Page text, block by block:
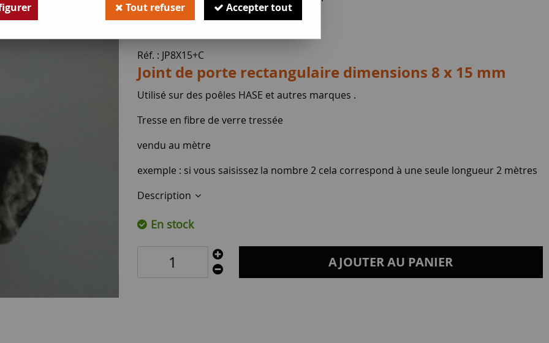
14,40€TTC
Réf. : JP8X15+C
Joint de porte rectangulaire dimensions 8 x 15 mm
Utilisé sur des poêles HASE et autres marques .
Tresse en fibre de verre tressée
vendu au mètre
exemple : si vous saisissez la nombre 2 cela correspond à une seule longueur 2 mètres
Description
En stock
AJOUTER AU PANIER
Tout refuser Accepter tout